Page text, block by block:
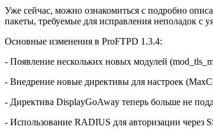
Уже сейчас, можно ознакомиться с подробно
пакеты, требуемые для исправления неполадок с
Основные изменения в ProFTPD 1.3.4:
- Появление нескольких новых модулей
- Внедрение новые директивы для настроек
- Директива DisplayGoAway теперь больше не
- Использование RADIUS для авторизации через